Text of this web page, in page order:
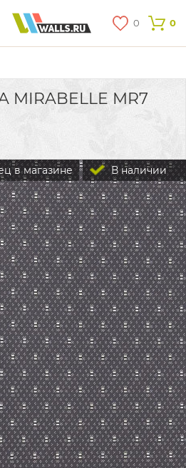
0 0
MIRABELLE MR7
В наличии
в магазине